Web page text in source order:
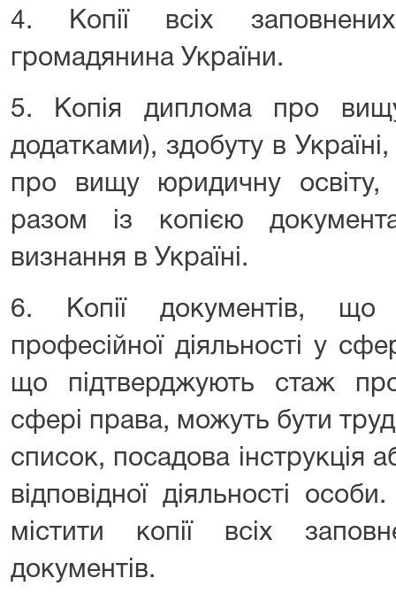
4. Копії всіх
громадянина України.
5. Копія диплома про
додатками), здобуту в
про вищу юридичну освіту,
разом із копією
визнання в Україні.
6. Копії документів, що
професійної діяльності у
що підтверджують стаж
сфері права, можуть бути
список, посадова інструкція
відповідної діяльності
містити копії всіх
документів.